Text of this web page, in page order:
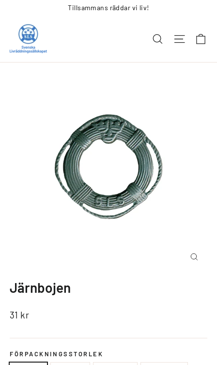
Tillsammans räddar vi liv!
Järnbojen
31 kr
FÖRPACKNINGSSTORLEK